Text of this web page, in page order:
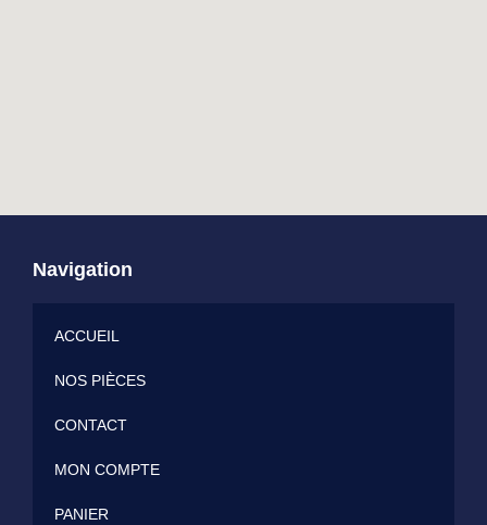
Navigation
ACCUEIL
NOS PIÈCES
CONTACT
MON COMPTE
PANIER